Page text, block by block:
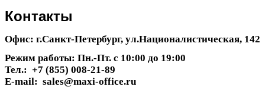
Контакты
Офис: г.Санкт-Петербург, ул.Националистическая, 142
Режим работы: Пн.-Пт. с 10:00 до 19:00
Тел.: +7 (855) 008-21-89
E-mail: sales@maxi-office.ru